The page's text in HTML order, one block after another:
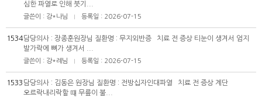
심한 파열로 인해 붓기...
글쓴이 : 강*나님 등록일 : 2026-07-15
1534담당의사 : 장종훈원장님 질환명 : 무지외반증 치료 전 증상 티눈이 생겨서 엄지
발가락에 뼈가 생겨서 ...
글쓴이 : 강*례님 등록일 : 2026-07-15
1533 담당의사 : 김동은 원장님 질환명 : 전방십자인대파열 치료 전 증상 계단
오르락내리락할 떄 무릎이 불...